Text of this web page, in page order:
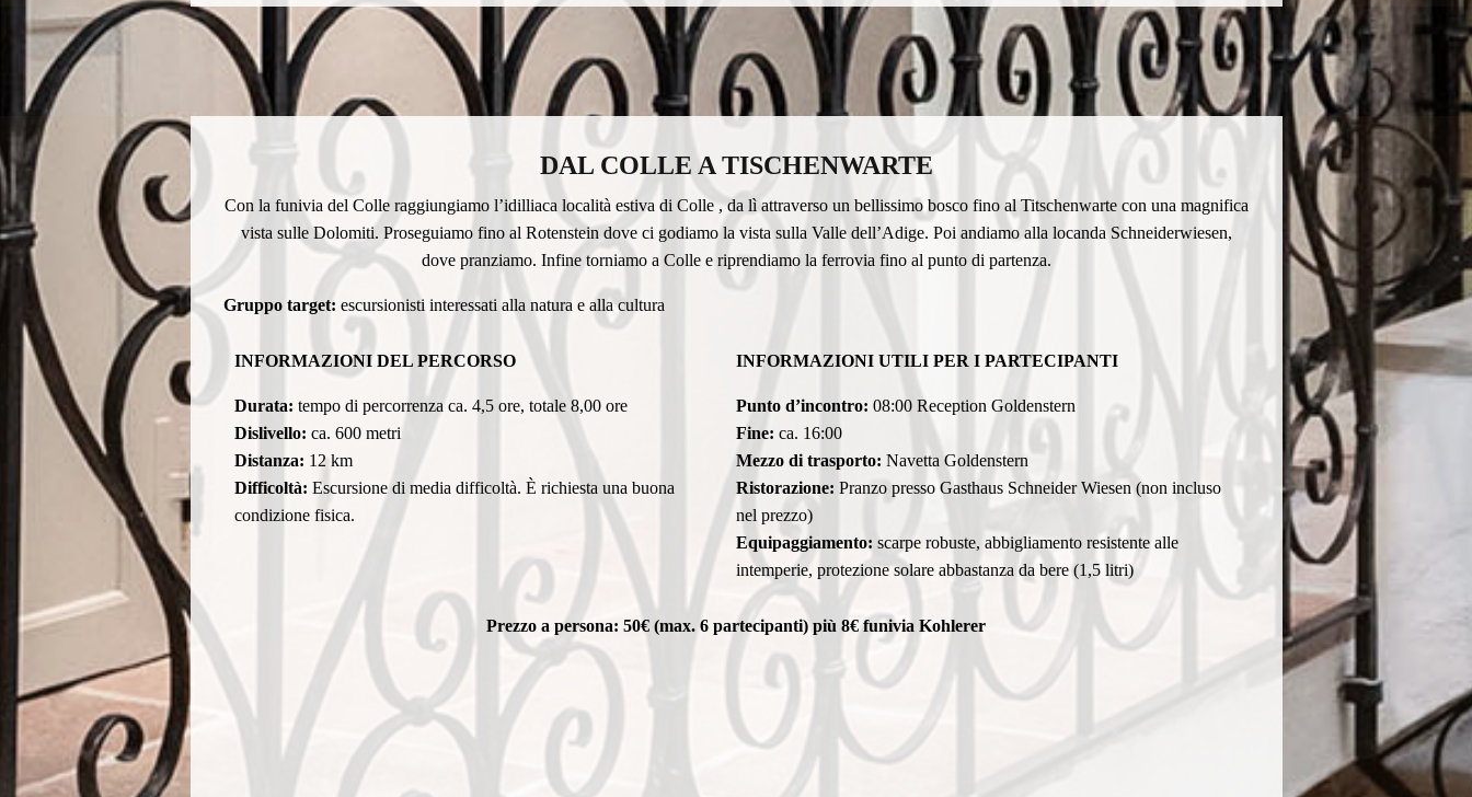
DAL COLLE A TISCHENWARTE
Con la funivia del Colle raggiungiamo l’idilliaca località estiva di Colle , da lì attraverso un bellissimo bosco fino al Titschenwarte con una magnifica
vista sulle Dolomiti. Proseguiamo fino al Rotenstein dove ci godiamo la vista sulla Valle dell’Adige. Poi andiamo alla locanda Schneiderwiesen,
dove pranziamo. Infine torniamo a Colle e riprendiamo la ferrovia fino al punto di partenza.
Gruppo target: escursionisti interessati alla natura e alla cultura
INFORMAZIONI DEL PERCORSO
Durata: tempo di percorrenza ca. 4,5 ore, totale 8,00 ore
Dislivello: ca. 600 metri
Distanza: 12 km
Difficoltà: Escursione di media difficoltà. È richiesta una buona
condizione fisica.
INFORMAZIONI UTILI PER I PARTECIPANTI
Punto d’incontro: 08:00 Reception Goldenstern
Fine: ca. 16:00
Mezzo di trasporto: Navetta Goldenstern
Ristorazione: Pranzo presso Gasthaus Schneider Wiesen (non incluso
nel prezzo)
Equipaggiamento: scarpe robuste, abbigliamento resistente alle
intemperie, protezione solare abbastanza da bere (1,5 litri)
Prezzo a persona: 50€ (max. 6 partecipanti) più 8€ funivia Kohlerer